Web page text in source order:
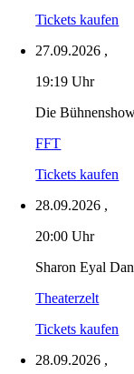
Tickets kaufen
27.09.2026 ,
19:19 Uhr
Die
FFT
Tickets kaufen
28.09.2026 ,
20:00 Uhr
Sharon Eyal
Theaterzelt
Tickets kaufen
28.09.2026 ,